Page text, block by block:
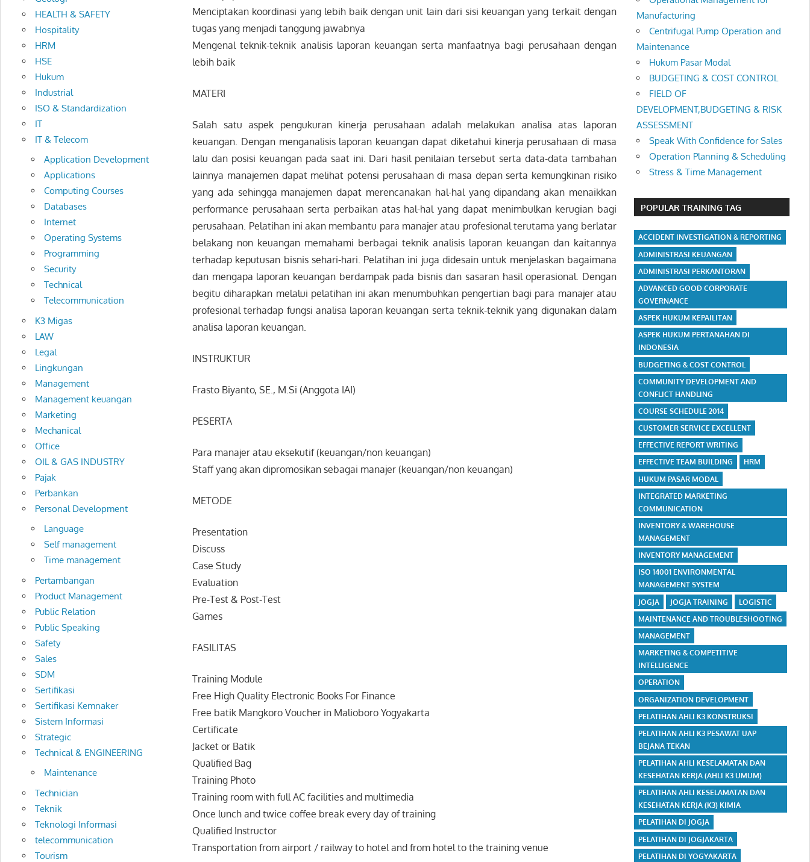
Menciptakan koordinasi yang lebih baik dengan unit lain dari sisi keuangan yang terkait dengan
tugas yang menjadi tanggung jawabnya
Mengenal teknik-teknik analisis laporan keuangan serta manfaatnya bagi perusahaan dengan
lebih baik
MATERI
Salah satu aspek pengukuran kinerja perusahaan adalah melakukan analisa atas laporan
keuangan. Dengan menganalisis laporan keuangan dapat diketahui kinerja perusahaan di masa
lalu dan posisi keuangan pada saat ini. Dari hasil penilaian tersebut serta data-data tambahan
lainnya manajemen dapat melihat potensi perusahaan di masa depan serta kemungkinan risiko
yang ada sehingga manajemen dapat merencanakan hal-hal yang dipandang akan menaikkan
performance perusahaan serta perbaikan atas hal-hal yang dapat menimbulkan kerugian bagi
perusahaan. Pelatihan ini akan membantu para manajer atau profesional terutama yang berlatar
belakang non keuangan memahami berbagai teknik analisis laporan keuangan dan kaitannya
terhadap keputusan bisnis sehari-hari. Pelatihan ini juga didesain untuk menjelaskan bagaimana
dan mengapa laporan keuangan berdampak pada bisnis dan sasaran hasil operasional. Dengan
begitu diharapkan melalui pelatihan ini akan menumbuhkan pengertian bagi para manajer atau
profesional terhadap fungsi analisa laporan keuangan serta teknik-teknik yang digunakan dalam
analisa laporan keuangan.
INSTRUKTUR
Frasto Biyanto, SE., M.Si (Anggota IAI)
PESERTA
Para manajer atau eksekutif (keuangan/non keuangan)
Staff yang akan dipromosikan sebagai manajer (keuangan/non keuangan)
METODE
Presentation
Discuss
Case Study
Evaluation
Pre-Test & Post-Test
Games
FASILITAS
Training Module
Free High Quality Electronic Books For Finance
Free batik Mangkoro Voucher in Malioboro Yogyakarta
Certificate
Jacket or Batik
Qualified Bag
Training Photo
Training room with full AC facilities and multimedia
Once lunch and twice coffee break every day of training
Qualified Instructor
Transportation from airport / railway to hotel and from hotel to the training venue
HEALTH & SAFETY
Hospitality
HRM
HSE
Hukum
Industrial
ISO & Standardization
IT
IT & Telecom
Application Development
Applications
Computing Courses
Databases
Internet
Operating Systems
Programming
Security
Technical
Telecommunication
K3 Migas
LAW
Legal
Lingkungan
Management
Management keuangan
Marketing
Mechanical
Office
OIL & GAS INDUSTRY
Pajak
Perbankan
Personal Development
Language
Self management
Time management
Pertambangan
Product Management
Public Relation
Public Speaking
Safety
Sales
SDM
Sertifikasi
Sertifikasi Kemnaker
Sistem Informasi
Strategic
Technical & ENGINEERING
Maintenance
Technician
Teknik
Teknologi Informasi
telecommunication
Tourism
Manufacturing
Centrifugal Pump Operation and
Maintenance
Hukum Pasar Modal
BUDGETING & COST CONTROL
FIELD OF
DEVELOPMENT,BUDGETING & RISK
ASSESSMENT
Speak With Confidence for Sales
Operation Planning & Scheduling
Stress & Time Management
POPULAR TRAINING TAG
ACCIDENT INVESTIGATION & REPORTING
ADMINISTRASI KEUANGAN
ADMINISTRASI PERKANTORAN
ADVANCED GOOD CORPORATE
GOVERNANCE
ASPEK HUKUM KEPAILITAN
ASPEK HUKUM PERTANAHAN DI
INDONESIA
BUDGETING & COST CONTROL
COMMUNITY DEVELOPMENT AND
CONFLICT HANDLING
COURSE SCHEDULE 2014
CUSTOMER SERVICE EXCELLENT
EFFECTIVE REPORT WRITING
EFFECTIVE TEAM BUILDING
HRM
HUKUM PASAR MODAL
INTEGRATED MARKETING
COMMUNICATION
INVENTORY & WAREHOUSE
MANAGEMENT
INVENTORY MANAGEMENT
ISO 14001 ENVIRONMENTAL
MANAGEMENT SYSTEM
JOGJA
JOGJA TRAINING
LOGISTIC
MAINTENANCE AND TROUBLESHOOTING
MANAGEMENT
MARKETING & COMPETITIVE
INTELLIGENCE
OPERATION
ORGANIZATION DEVELOPMENT
PELATIHAN AHLI K3 KONSTRUKSI
PELATIHAN AHLI K3 PESAWAT UAP
BEJANA TEKAN
PELATIHAN AHLI KESELAMATAN DAN
KESEHATAN KERJA (AHLI K3 UMUM)
PELATIHAN AHLI KESELAMATAN DAN
KESEHATAN KERJA (K3) KIMIA
PELATIHAN DI JOGJA
PELATIHAN DI JOGJAKARTA
PELATIHAN DI YOGYAKARTA